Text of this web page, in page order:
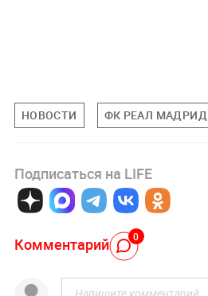
НОВОСТИ ФК РЕАЛ МАДРИД
Подписаться на LIFE
Комментарий 0